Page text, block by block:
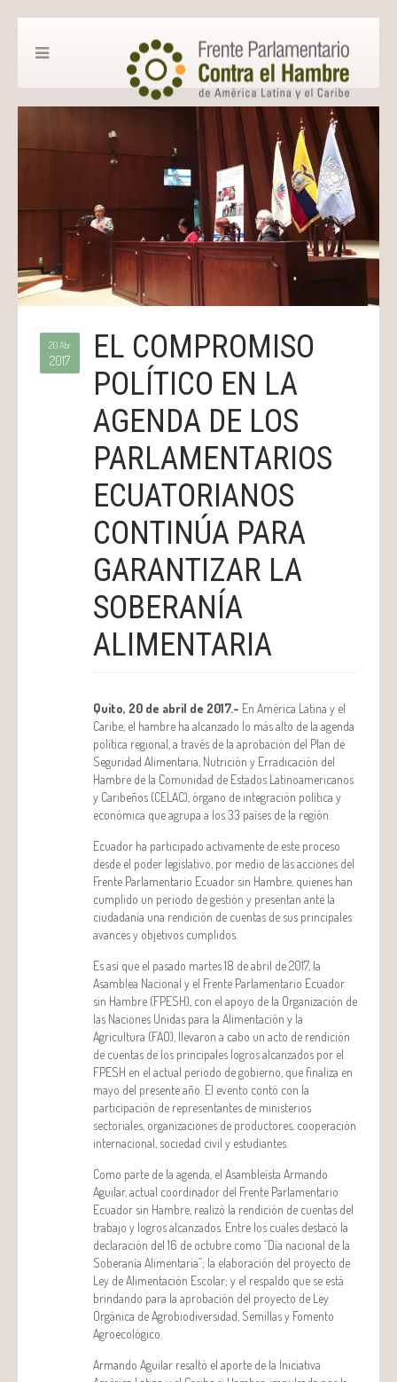
20 Abr
2017
EL COMPROMISO
POLÍTICO EN LA
AGENDA DE LOS
PARLAMENTARIOS
ECUATORIANOS
CONTINÚA PARA
GARANTIZAR LA
SOBERANÍA
ALIMENTARIA
Quito, 20 de abril de 2017.- En América Latina y el
Caribe, el hambre ha alcanzado lo más alto de la agenda
política regional, a través de la aprobación del Plan de
Seguridad Alimentaria, Nutrición y Erradicación del
Hambre de la Comunidad de Estados Latinoamericanos
y Caribeños (CELAC), órgano de integración política y
económica que agrupa a los 33 países de la región.
Ecuador ha participado activamente de este proceso
desde el poder legislativo, por medio de las acciones del
Frente Parlamentario Ecuador sin Hambre, quienes han
cumplido un periodo de gestión y presentan ante la
ciudadanía una rendición de cuentas de sus principales
avances y objetivos cumplidos.
Es así que el pasado martes 18 de abril de 2017, la
Asamblea Nacional y el Frente Parlamentario Ecuador
sin Hambre (FPESH), con el apoyo de la Organización de
las Naciones Unidas para la Alimentación y la
Agricultura (FAO), llevaron a cabo un acto de rendición
de cuentas de los principales logros alcanzados por el
FPESH en el actual periodo de gobierno, que finaliza en
mayo del presente año. El evento contó con la
participación de representantes de ministerios
sectoriales, organizaciones de productores, cooperación
internacional, sociedad civil y estudiantes.
Como parte de la agenda, el Asambleísta Armando
Aguilar, actual coordinador del Frente Parlamentario
Ecuador sin Hambre, realizó la rendición de cuentas del
trabajo y logros alcanzados. Entre los cuales destacó la
declaración del 16 de octubre como “Día nacional de la
Soberanía Alimentaria”; la elaboración del proyecto de
Ley de Alimentación Escolar; y el respaldo que se está
brindando para la aprobación del proyecto de Ley
Orgánica de Agrobiodiversidad, Semillas y Fomento
Agroecológico.
Armando Aguilar resaltó el aporte de la Iniciativa